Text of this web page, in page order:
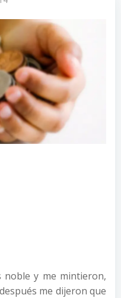
noble y me mintieron,
me dijeron que